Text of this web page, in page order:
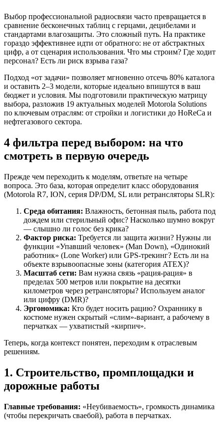
Выбор профессиональной радиосвязи часто превращается в
сравнение бесконечных таблиц с герцами, децибелами и
стандартами влагозащиты. Это сложный путь. На практике
гораздо эффективнее идти от обратного: не от абстрактных
цифр, а от сценария использования. Что мы строим? Где ходит
персонал? Есть ли риск взрыва газа?
Подход «от задачи» позволяет мгновенно отсечь 80% каталога
и оставить 2–3 модели, которые идеально впишутся в ваш
бюджет и условия. Мы подготовили практическую матрицу
выбора, разложив 19 актуальных моделей Motorola Solutions
по ключевым отраслям: от стройки и логистики до HoReCa и
нефтегазового сектора.
4 фильтра перед выбором: на что
смотреть в первую очередь
Прежде чем переходить к моделям, ответьте на четыре
вопроса. Это база, которая определит класс оборудования
(Motorola R7, ION, серия DP/DM, SL или ретрансляторы SLR):
Среда обитания: Влажность, бетонная пыль, работа под
дождем или стерильный офис? Насколько шумно вокруг
— слышно ли голос без крика?
Фактор риска: Требуется ли защита жизни? Нужны ли
функции «Упавший человек» (Man Down), «Одинокий
работник» (Lone Worker) или GPS-трекинг? Есть ли на
объекте взрывоопасные зоны (категория ATEX)?
Масштаб сети: Вам нужна связь «рация-рация» в
пределах 500 метров или покрытие на десятки
километров через ретрансляторы? Используем аналог
или цифру (DMR)?
Эргономика: Кто будет носить рацию? Охраннику в
костюме нужен скрытый «слим»-вариант, а рабочему в
перчатках — ухватистый «кирпич».
Теперь, когда контекст понятен, переходим к отраслевым
решениям.
1. Строительство, промплощадки и
дорожные работы
Главные требования: «Неубиваемость», громкость динамика
(чтобы перекричать сваебой), работа в перчатках.